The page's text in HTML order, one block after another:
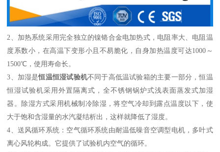
2 、加热系统采用完全独立的镍铬合金电加热式，电阻率大、电阻温
度系数小，在高温下变形小且不易脆化，自身加热温度可达1000 ～
1500℃，使用寿命长。
3 、加湿是恒温恒湿试验机不同于高低温试验箱的主要一部分，恒温
恒湿试验机采用外置隔离式，全不锈钢锅炉式浅表面蒸发式加湿
器。除湿方式采用机械制冷除湿，将空气冷却到露点温度以下，使
大于饱和含湿量的水汽凝结析出，这样就降低了湿度。
4 、送风循环系统：空气循环系统由耐温低噪音空调型电机，多叶式
离心风轮构成。它提供了试验机内空气的循环。